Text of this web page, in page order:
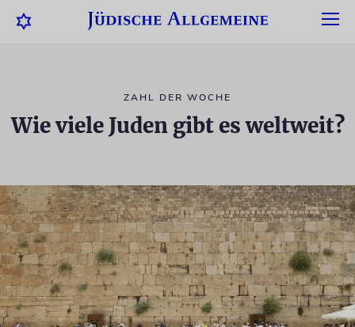
ZAHL DER WOCHE
Wie viele Juden gibt es weltweit?